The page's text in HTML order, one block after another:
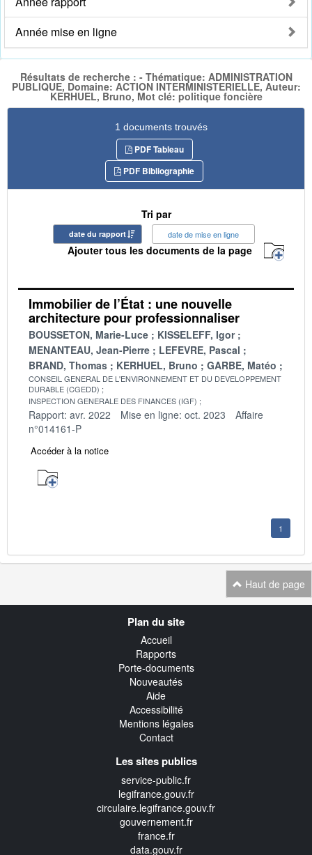
Année mise en ligne
Résultats de recherche : - Thématique: ADMINISTRATION
PUBLIQUE, Domaine: ACTION INTERMINISTERIELLE, Auteur:
KERHUEL, Bruno, Mot clé: politique foncière
1 documents trouvés
PDF Tableau
PDF Bibliographie
Tri par
date du rapport date de mise en ligne
Ajouter tous les documents de la page
Immobilier de l’État : une nouvelle
architecture pour professionnaliser
BOUSSETON, Marie-Luce
KISSELEFF, Igor
MENANTEAU, Jean-Pierre
LEFEVRE, Pascal
BRAND, Thomas
KERHUEL, Bruno GARBE, Matéo
CONSEIL GENERAL DE L'ENVIRONNEMENT ET DU DEVELOPPEMENT
DURABLE (CGEDD)
INSPECTION GENERALE DES FINANCES (IGF)
Rapport: avr. 2022 Mise en ligne: oct. 2023
Affaire
n°014161-P
Accéder à la notice
1
Haut de page
Plan du site
Accueil
Rapports
Porte-documents
Nouveautés
Aide
Accessibilité
Mentions légales
Contact
Les sites publics
service-public.fr
legifrance.gouv.fr
circulaire.legifrance.gouv.fr
gouvernement.fr
france.fr
data.gouv.fr